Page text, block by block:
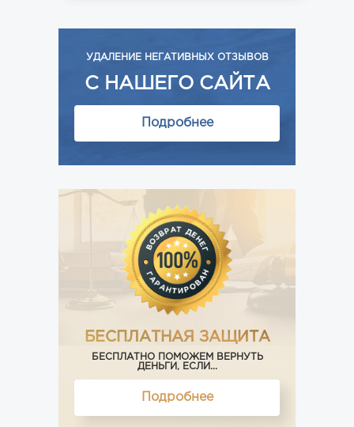
УДАЛЕНИЕ НЕГАТИВНЫХ ОТЗЫВОВ
С НАШЕГО САЙТА
Подробнее
БЕСПЛАТНАЯ ЗАЩИТА
БЕСПЛАТНО ПОМОЖЕМ ВЕРНУТЬ
ДЕНЬГИ, ЕСЛИ...
Подробнее